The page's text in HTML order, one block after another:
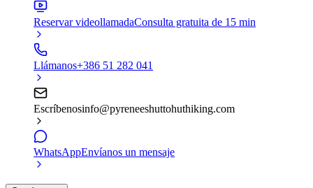
Reservar videollamadaConsulta gratuita de 15 min
Llámanos+386 51 282 041
Escríbenosinfo@pyreneeshuttohuthiking.com
WhatsAppEnvíanos un mensaje